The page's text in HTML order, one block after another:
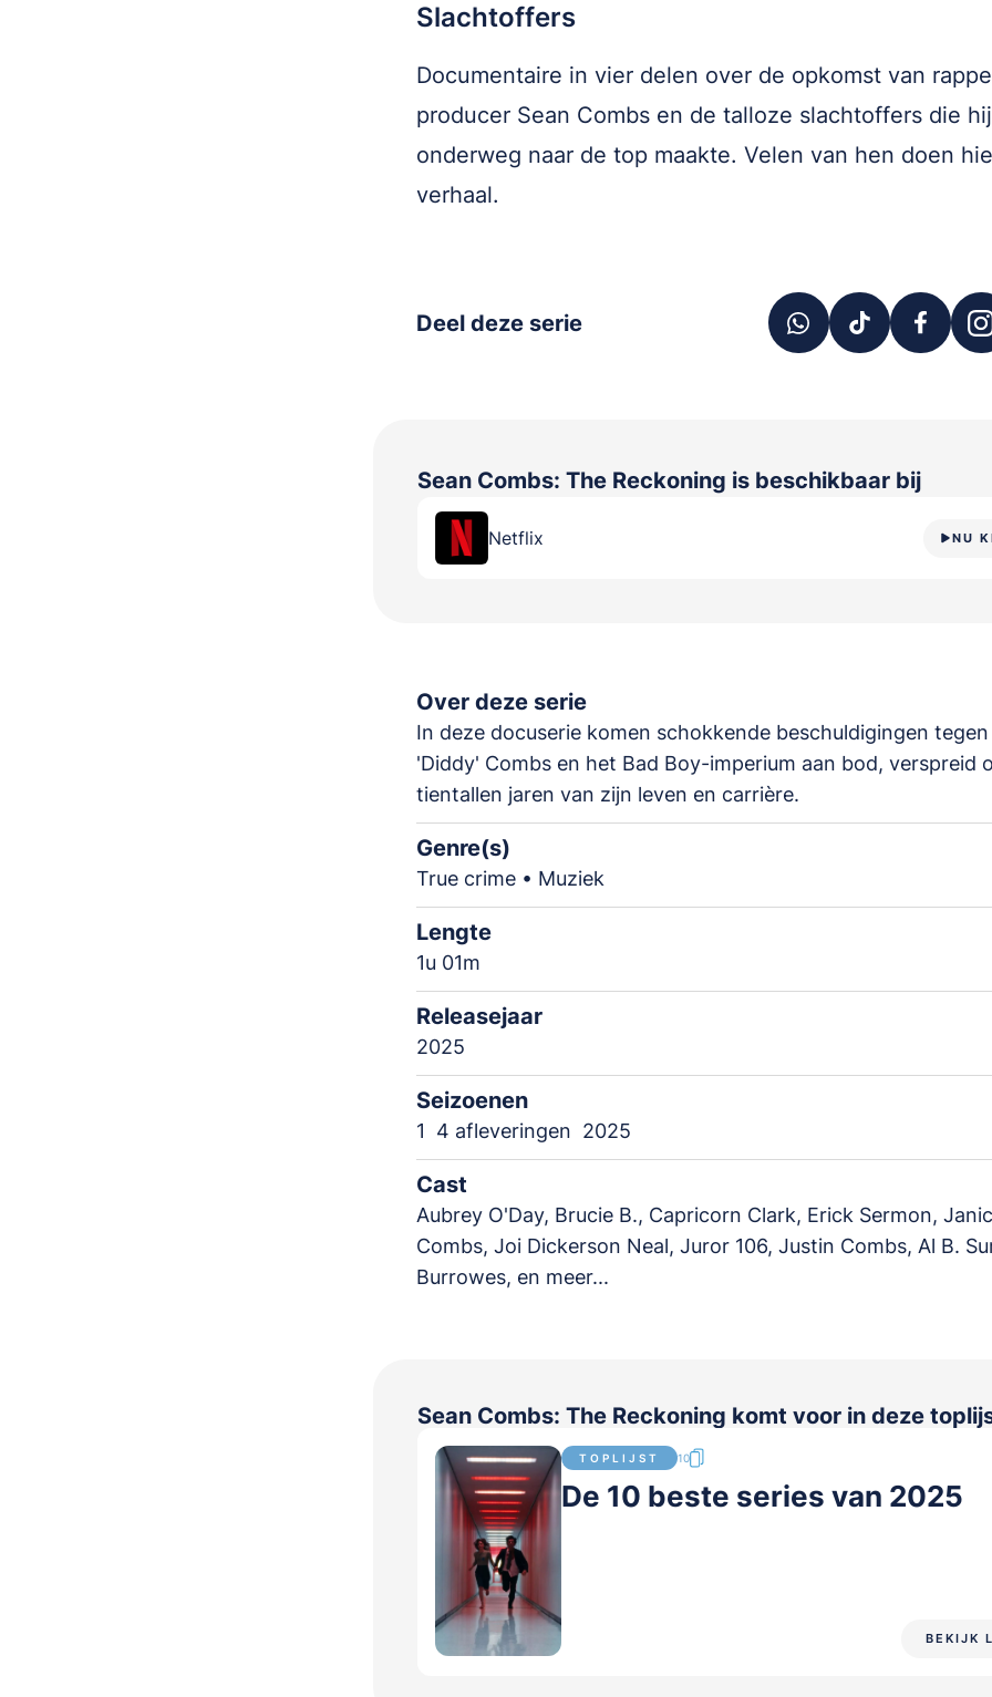
Slachtoffers
Documentaire in vier delen over de opkomst van
producer Sean Combs en de talloze slachtoffers die hij
onderweg naar de top maakte. Velen van hen doen
verhaal.
Deel deze serie
Sean Combs: The Reckoning is beschikbaar bij
Netflix NU
Over deze serie
In deze docuserie komen schokkende beschuldigingen tegen
'Diddy' Combs en het Bad Boy-imperium aan bod, verspreid
tientallen jaren van zijn leven en carrière.
Genre(s)
True crime • Muziek
Lengte
1u 01m
Releasejaar
2025
Seizoenen
1 4 afleveringen 2025
Cast
Aubrey O'Day, Brucie B., Capricorn Clark, Erick Sermon,
Combs, Joi Dickerson Neal, Juror 106, Justin Combs, Al B.
Burrowes, en meer...
Sean Combs: The Reckoning komt voor in deze
TOPLIJST 10
De 10 beste series van 2025
BEKIJK